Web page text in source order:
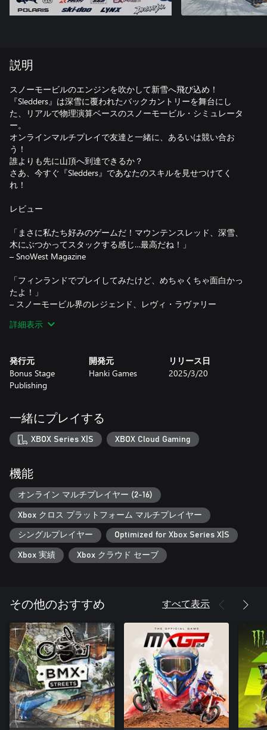
説明
スノーモービルのエンジンを吹かして新雪へ飛び込め！
『Sledders』は深雪に覆われたバックカントリーを舞台にし
た、リアルで物理演算ベースのスノーモービル・シミュレータ
ー。
オンラインマルチプレイで友達と一緒に、あるいは競い合お
う！
誰よりも先に山頂へ到達できるか？
さあ、今すぐ『Sledders』であなたのスキルを見せつけてく
れ！
レビュー
「まさに私たち好みのゲームだ！マウンテンスレッド、深雪、
木にぶつかってスタックする感じ…最高だね！」
– SnoWest Magazine
「フィンランドでプレイしてみたけど、めちゃくちゃ面白かっ
たよ！」
– スノーモービル界のレジェンド、レヴィ・ラヴァリー
このゲームについて
『Sledders』はリアルな物理演算を採用したスノーモービル・
シミュレーターだ。
広大な地形を巧みに走破し、大量の新雪をかき分け、山を攻略
木々の間を駆け抜け、尾根を飛ばすスノーモービルの爽快感
を、リラックスして存分に味わおう。
限界はあなた次第。自由に走り回って、どこまでやれるか見せ
本作には思う存分遊べる広大なマップが用意されている。
急斜面や山々、無数の木々、そして開けたエリアまで、さまざ
まな地形があなたを待ち受けている（もちろん大きなジャンプ
や水場もある…！）。
端から端まで移動するだけでも相当な時間がかかるほど広いマ
ップを搭載。
これからのアップデートでさらに大きく、さらにすごいマップ
をどんどん追加する予定だから、ディッチバンガー、スノーク
『Sledders』の雪は可能な限りリアルに再現されている。
パウダーを甘く見ると、どんどんスタックして雪に埋もれるば
かりだぞ！
バックカントリーでのフリーライドは、雪の量も多く、他の地
形とはまったく異なる乗り味がある。
体重移動やスロットルの使い方、スキーのカウンターステアな
ど、新しいテクニックを身につけてこそ真価を発揮できる。
これらの技術を習得すれば、もうどんなパウダーにも埋もれず
自由自在だ！
• 深雪のバックカントリーでリアルな物理挙動を楽しめるフリ
詳細表示
発行元
Bonus Stage
Publishing
開発元
Hanki Games
リリース日
2025/3/20
一緒にプレイする
XBOX Series X|S XBOX Cloud Gaming
機能
オンライン マルチプレイヤー (2-16)
Xbox クロス プラットフォーム マルチプレイヤー
シングルプレイヤー Optimized for Xbox Series X|S
Xbox 実績 Xbox クラウド セーブ
その他のおすすめ すべて表示